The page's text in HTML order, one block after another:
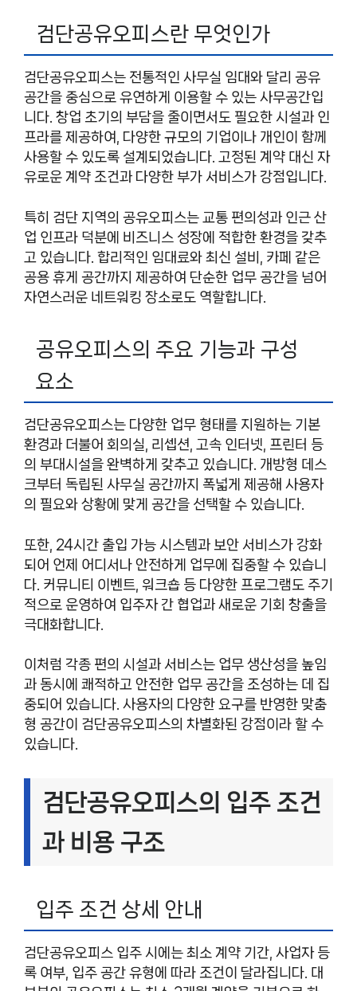
검단공유오피스란 무엇인가
검단공유오피스는 전통적인 사무실 임대와 달리 공유
공간을 중심으로 유연하게 이용할 수 있는 사무공간입
니다. 창업 초기의 부담을 줄이면서도 필요한 시설과 인
프라를 제공하여, 다양한 규모의 기업이나 개인이 함께
사용할 수 있도록 설계되었습니다. 고정된 계약 대신 자
유로운 계약 조건과 다양한 부가 서비스가 강점입니다.
특히 검단 지역의 공유오피스는 교통 편의성과 인근 산
업 인프라 덕분에 비즈니스 성장에 적합한 환경을 갖추
고 있습니다. 합리적인 임대료와 최신 설비, 카페 같은
공용 휴게 공간까지 제공하여 단순한 업무 공간을 넘어
자연스러운 네트워킹 장소로도 역할합니다.
공유오피스의 주요 기능과 구성
요소
검단공유오피스는 다양한 업무 형태를 지원하는 기본
환경과 더불어 회의실, 리셉션, 고속 인터넷, 프린터 등
의 부대시설을 완벽하게 갖추고 있습니다. 개방형 데스
크부터 독립된 사무실 공간까지 폭넓게 제공해 사용자
의 필요와 상황에 맞게 공간을 선택할 수 있습니다.
또한, 24시간 출입 가능 시스템과 보안 서비스가 강화
되어 언제 어디서나 안전하게 업무에 집중할 수 있습니
다. 커뮤니티 이벤트, 워크숍 등 다양한 프로그램도 주기
적으로 운영하여 입주자 간 협업과 새로운 기회 창출을
극대화합니다.
이처럼 각종 편의 시설과 서비스는 업무 생산성을 높임
과 동시에 쾌적하고 안전한 업무 공간을 조성하는 데 집
중되어 있습니다. 사용자의 다양한 요구를 반영한 맞춤
형 공간이 검단공유오피스의 차별화된 강점이라 할 수
있습니다.
검단공유오피스의 입주 조건
과 비용 구조
입주 조건 상세 안내
검단공유오피스 입주 시에는 최소 계약 기간, 사업자 등
록 여부, 입주 공간 유형에 따라 조건이 달라집니다. 대